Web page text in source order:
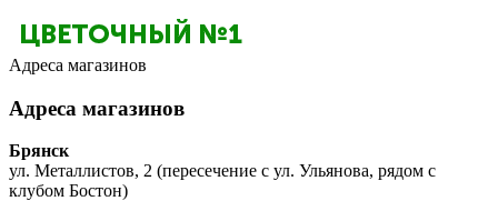
Адреса магазинов
Адреса магазинов
Брянск
ул. Металлистов, 2 (пересечение с ул. Ульянова, рядом с
клубом Бостон)